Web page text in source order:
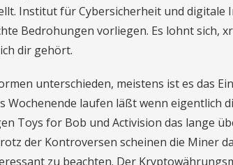
Institut für Cybersicherheit und digitale
Bedrohungen vorliegen. Es lohnt sich,
dir gehört.
unterschieden, meistens ist es das
Wochenende laufen läßt wenn eigentlich
Toys for Bob und Activision das lange
der Kontroversen scheinen die Miner
zu beachten. Der